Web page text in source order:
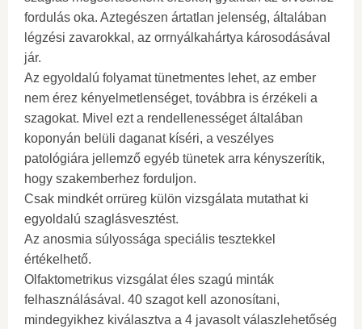
fordulás oka. Aztegészen ártatlan jelenség, általában
légzési zavarokkal, az orrnyálkahártya károsodásával
jár.
Az egyoldalú folyamat tünetmentes lehet, az ember
nem érez kényelmetlenséget, továbbra is érzékeli a
szagokat. Mivel ezt a rendellenességet általában
koponyán belüli daganat kíséri, a veszélyes
patológiára jellemző egyéb tünetek arra kényszerítik,
hogy szakemberhez forduljon.
Csak mindkét orrüreg külön vizsgálata mutathat ki
egyoldalú szaglásvesztést.
Az anosmia súlyossága speciális tesztekkel
értékelhető.
Olfaktometrikus vizsgálat éles szagú minták
felhasználásával. 40 szagot kell azonosítani,
mindegyikhez kiválasztva a 4 javasolt válaszlehetőség